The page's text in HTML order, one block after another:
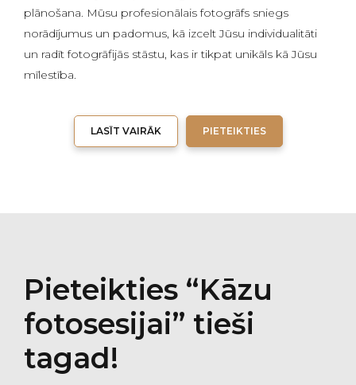
plānošana. Mūsu profesionālais fotogrāfs sniegs
norādījumus un padomus, kā izcelt Jūsu individualitāti
un radīt fotogrāfijās stāstu, kas ir tikpat unikāls kā Jūsu
mīlestība.
LASĪT VAIRĀK PIETEIKTIES
Pieteikties “Kāzu
fotosesijai” tieši
tagad!